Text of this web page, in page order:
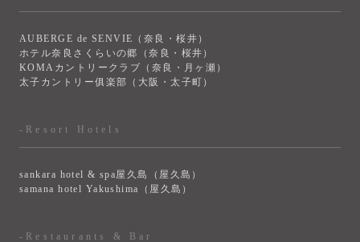
AUBERGE de SENVIE（奈良・桜井）
ホテル奈良さくらいの郷（奈良・桜井）
KOMAカントリークラブ（奈良・月ヶ瀬）
太子カントリー俱楽部（大阪・太子町）
-Resort Hotels
sankara hotel & spa屋久島（屋久島）
samana hotel Yakushima（屋久島）
-Restaurants & Bar